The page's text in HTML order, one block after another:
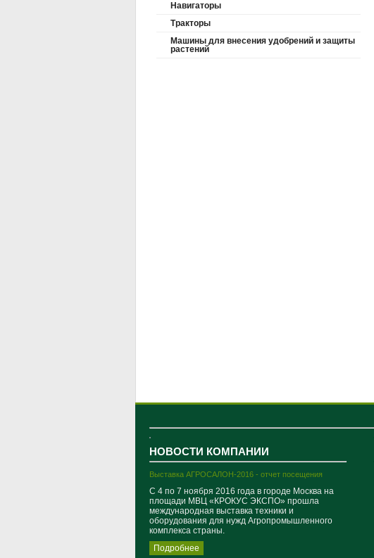
Навигаторы
Тракторы
Машины для внесения удобрений и защиты
растений
НОВОСТИ КОМПАНИИ
Выставка АГРОСАЛОН-2016 - отчет посещения
С 4 по 7 ноября 2016 года в городе Москва на
площади МВЦ «КРОКУС ЭКСПО» прошла
международная выставка техники и
оборудования для нужд Агропромышленного
комплекса страны.
Подробнее